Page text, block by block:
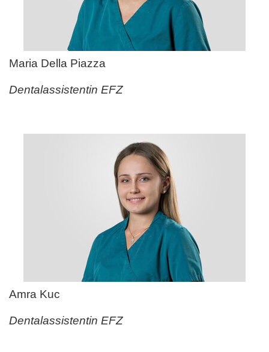
Maria Della Piazza
Dentalassistentin EFZ
Amra Kuc
Dentalassistentin EFZ